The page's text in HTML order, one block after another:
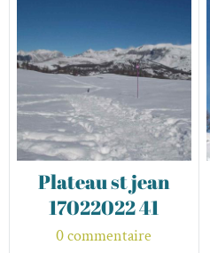
Plateau st jean
17022022 41
0 commentaire